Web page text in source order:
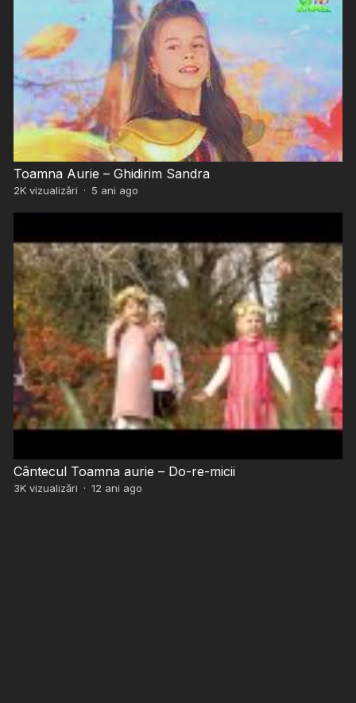
Toamna Aurie – Ghidirim Sandra
2Kvizualizări · 5 ani ago
Cântecul Toamna aurie – Do-re-micii
3Kvizualizări · 12 ani ago